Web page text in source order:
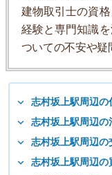
建物取引士の資
経験と専門知識
ついての不安や疑
志村坂上駅周辺の
志村坂上駅周辺の
志村坂上駅周辺の
志村坂上駅周辺の